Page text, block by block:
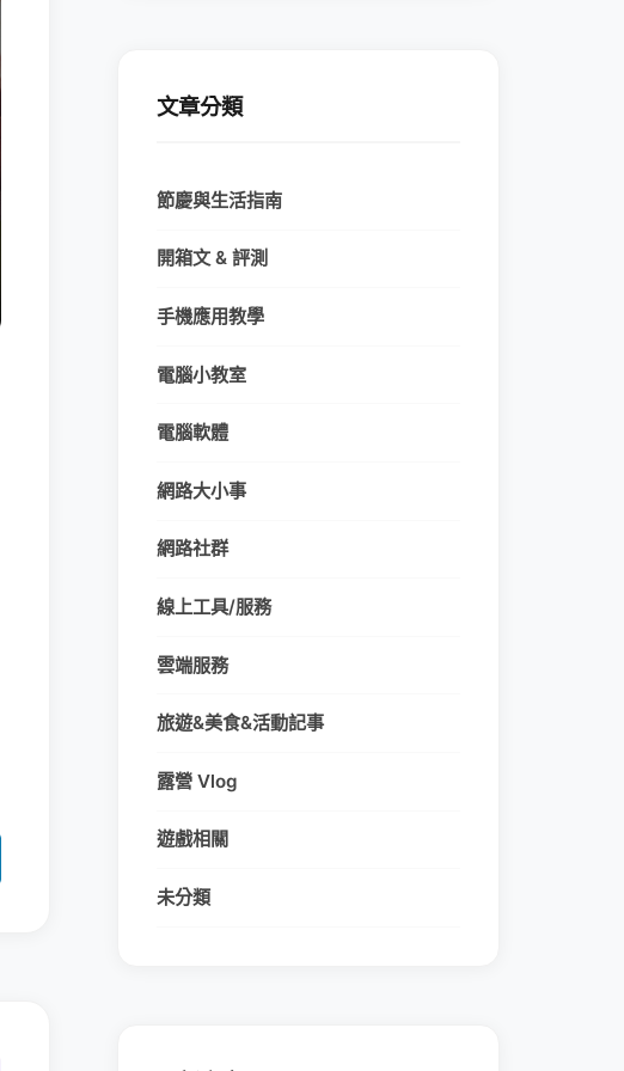
文章分類
節慶與生活指南
開箱文 & 評測
手機應用教學
電腦小教室
電腦軟體
網路大小事
網路社群
線上工具/服務
雲端服務
旅遊&美食&活動記事
露營 Vlog
遊戲相關
未分類